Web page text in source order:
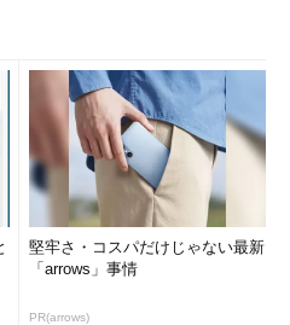
広く、浅く」をモットーに、シ
ューヨーク、ワシントンなどの
チェック。「三国大洋のメモ」
学」（マイナビニュース）のコ
堅牢さ・コスパだけじゃない最新
「arrows」事情
PR(arrows)